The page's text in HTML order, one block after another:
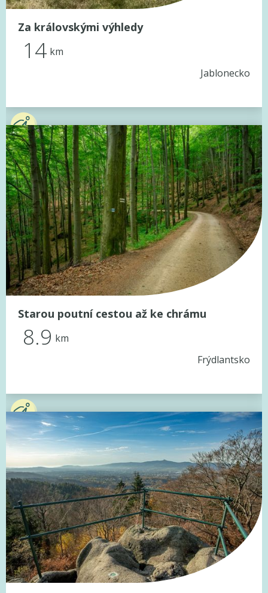
Za královskými výhledy
14 km
Jablonecko
Starou poutní cestou až ke chrámu
8.9 km
Frýdlantsko